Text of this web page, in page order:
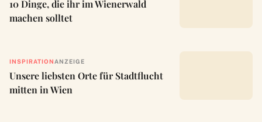
10 Dinge, die ihr im Wienerwald
machen solltet
INSPIRATION ANZEIGE
Unsere liebsten Orte für Stadtflucht
mitten in Wien